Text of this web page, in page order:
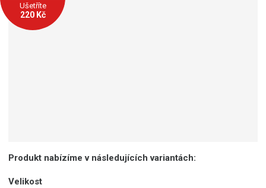
Produkt nabízíme v následujících variantách:
Velikost
Ušetříte
220 Kč